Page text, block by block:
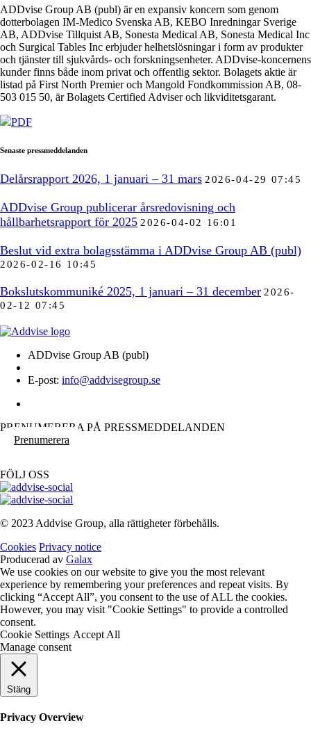
ADDvise Group AB (publ) är en expansiv koncern som genom
dotterbolagen IM-Medico Svenska AB, KEBO Inredningar Sverige
AB, ADDvise Tillquist AB, Sonesta Medical AB, Sonesta Medical Inc
och Surgical Tables Inc erbjuder helhetslösningar i form av produkter
och tjänster till sjukvårds- och forskningsenheter. ADDvise-koncernens
kunder finns både inom privat och offentlig sektor. Bolagets aktie är
listad på First North Premier och Mangold Fondkommission AB, 08-
503 015 50, är Bolagets Certified Adviser och likviditetsgarant.
PDF
Senaste pressmeddelanden
Delårsrapport 2026, 1 januari – 31 mars 2026-04-29 07:45
ADDvise Group publicerar årsredovisning och
hållbarhetsrapport för 2025 2026-04-02 16:01
Beslut vid extra bolagsstämma i ADDvise Group AB (publ)
2026-02-16 10:45
Bokslutskommuniké 2025, 1 januari – 31 december 2026-
02-12 07:45
ADDvise Group AB (publ)
E-post: info@addvisegroup.se
PRENUMERERA PÅ PRESSMEDDELANDEN
Prenumerera
FÖLJ OSS
© 2023 Addvise Group, alla rättigheter förbehålls.
Cookies Privacy notice
Producerad av Galax
We use cookies on our website to give you the most relevant
experience by remembering your preferences and repeat visits. By
clicking “Accept All”, you consent to the use of ALL the cookies.
However, you may visit "Cookie Settings" to provide a controlled
consent.
Cookie Settings Accept All
Manage consent
Stäng
Privacy Overview